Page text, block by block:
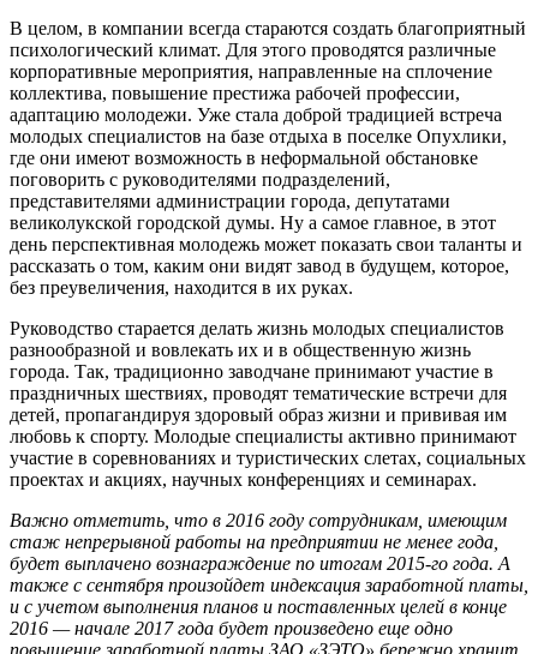
В целом, в компании всегда стараются создать благоприятный
психологический климат. Для этого проводятся различные
корпоративные мероприятия, направленные на сплочение
коллектива, повышение престижа рабочей профессии,
адаптацию молодежи. Уже стала доброй традицией встреча
молодых специалистов на базе отдыха в поселке Опухлики,
где они имеют возможность в неформальной обстановке
поговорить с руководителями подразделений,
представителями администрации города, депутатами
великолукской городской думы. Ну а самое главное, в этот
день перспективная молодежь может показать свои таланты и
рассказать о том, каким они видят завод в будущем, которое,
без преувеличения, находится в их руках.
Руководство старается делать жизнь молодых специалистов
разнообразной и вовлекать их и в общественную жизнь
города. Так, традиционно заводчане принимают участие в
праздничных шествиях, проводят тематические встречи для
детей, пропагандируя здоровый образ жизни и прививая им
любовь к спорту. Молодые специалисты активно принимают
участие в соревнованиях и туристических слетах, социальных
проектах и акциях, научных конференциях и семинарах.
Важно отметить, что в 2016 году сотрудникам, имеющим
стаж непрерывной работы на предприятии не менее года,
будет выплачено вознаграждение по итогам 2015-го года. А
также с сентября произойдет индексация заработной платы,
и с учетом выполнения планов и поставленных целей в конце
2016 — начале 2017 года будет произведено еще одно